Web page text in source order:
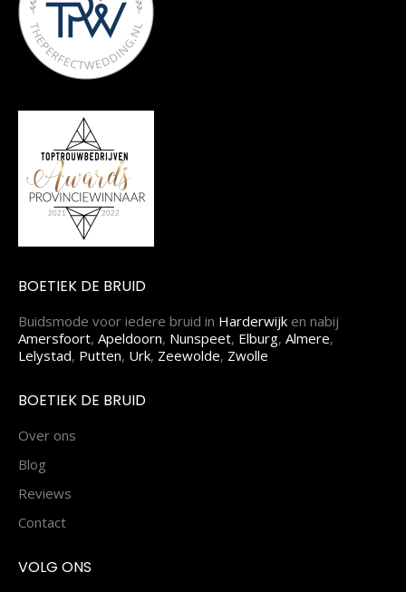
BOETIEK DE BRUID
Buidsmode voor iedere bruid in Harderwijk en nabij
Amersfoort, Apeldoorn, Nunspeet, Elburg, Almere,
Lelystad, Putten, Urk, Zeewolde, Zwolle
BOETIEK DE BRUID
Over ons
Blog
Reviews
Contact
VOLG ONS